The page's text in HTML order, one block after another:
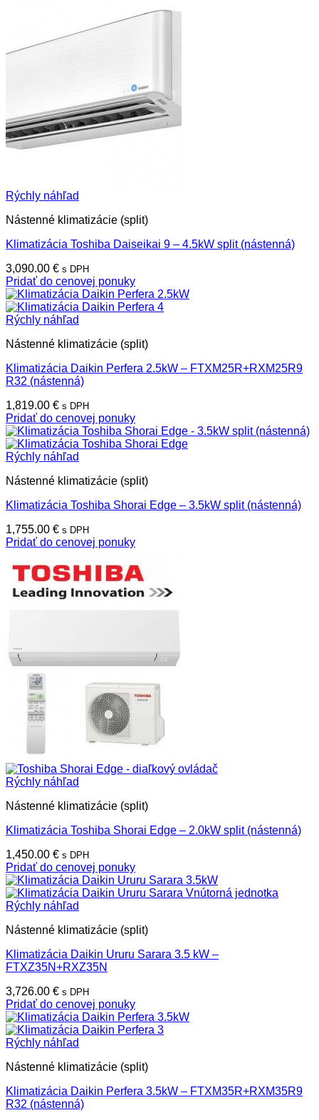
Rýchly náhľad
Nástenné klimatizácie (split)
Klimatizácia Toshiba Daiseikai 9 – 4.5kW split (nástenná)
3,090.00 € s DPH
Pridať do cenovej ponuky
Rýchly náhľad
Nástenné klimatizácie (split)
Klimatizácia Daikin Perfera 2.5kW – FTXM25R+RXM25R9
R32 (nástenná)
1,819.00 € s DPH
Pridať do cenovej ponuky
Rýchly náhľad
Nástenné klimatizácie (split)
Klimatizácia Toshiba Shorai Edge – 3.5kW split (nástenná)
1,755.00 € s DPH
Pridať do cenovej ponuky
Rýchly náhľad
Nástenné klimatizácie (split)
Klimatizácia Toshiba Shorai Edge – 2.0kW split (nástenná)
1,450.00 € s DPH
Pridať do cenovej ponuky
Rýchly náhľad
Nástenné klimatizácie (split)
Klimatizácia Daikin Ururu Sarara 3.5 kW –
FTXZ35N+RXZ35N
3,726.00 € s DPH
Pridať do cenovej ponuky
Rýchly náhľad
Nástenné klimatizácie (split)
Klimatizácia Daikin Perfera 3.5kW – FTXM35R+RXM35R9
R32 (nástenná)